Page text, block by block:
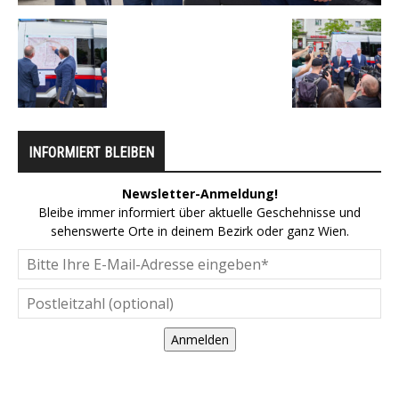
INFORMIERT BLEIBEN
Newsletter-Anmeldung!
Bleibe immer informiert über aktuelle Geschehnisse und
sehenswerte Orte in deinem Bezirk oder ganz Wien.
Anmelden